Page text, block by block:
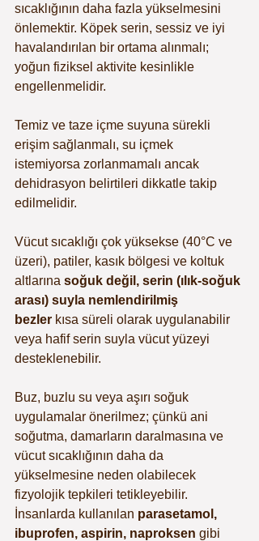
sıcaklığının daha fazla yükselmesini
önlemektir. Köpek serin, sessiz ve iyi
havalandırılan bir ortama alınmalı;
yoğun fiziksel aktivite kesinlikle
engellenmelidir.
Temiz ve taze içme suyuna sürekli
erişim sağlanmalı, su içmek
istemiyorsa zorlanmamalı ancak
dehidrasyon belirtileri dikkatle takip
edilmelidir.
Vücut sıcaklığı çok yüksekse (40°C ve
üzeri), patiler, kasık bölgesi ve koltuk
altlarına soğuk değil, serin (ılık-soğuk
arası) suyla nemlendirilmiş
bezler kısa süreli olarak uygulanabilir
veya hafif serin suyla vücut yüzeyi
desteklenebilir.
Buz, buzlu su veya aşırı soğuk
uygulamalar önerilmez; çünkü ani
soğutma, damarların daralmasına ve
vücut sıcaklığının daha da
yükselmesine neden olabilecek
fizyolojik tepkileri tetikleyebilir.
İnsanlarda kullanılan parasetamol,
ibuprofen, aspirin, naproksen gibi